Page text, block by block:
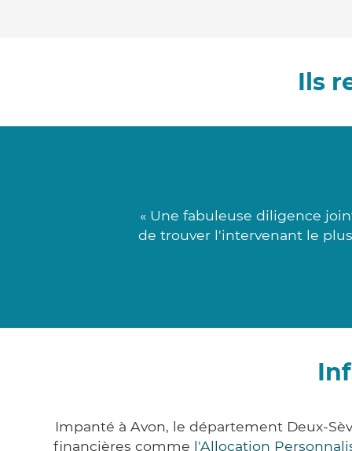
Ils
« Une fabuleuse diligence
de trouver l'intervenant le
Impanté à Avon, le département Deux-
financières comme l'Allocation